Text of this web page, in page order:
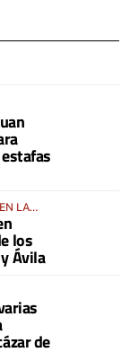
LA
los
Ávila
de